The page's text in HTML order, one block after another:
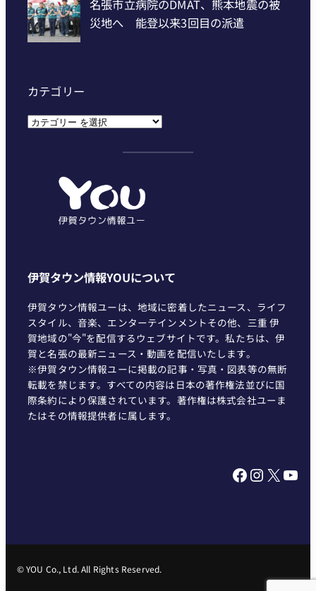
カテゴリー
カ
伊賀タウン情報YOUについて
伊賀タウン情報ユーは、地域に密着したニュース、ライフ
スタイル、音楽、エンターテインメントその他、三重 伊
賀地域の"今"を配信するウェブサイトです。私たちは、伊
賀と名張の最新ニュース・動画を配信いたします。
※伊賀タウン情報ユーに掲載の記事・写真・図表等の無断
転載を禁じます。すべての内容は日本の著作権法並びに国
際条約により保護されています。著作権は株式会社ユーま
たはその情報提供者に属します。
Facebook InstagramX YouTube
© YOU Co., Ltd. All Rights Reserved.